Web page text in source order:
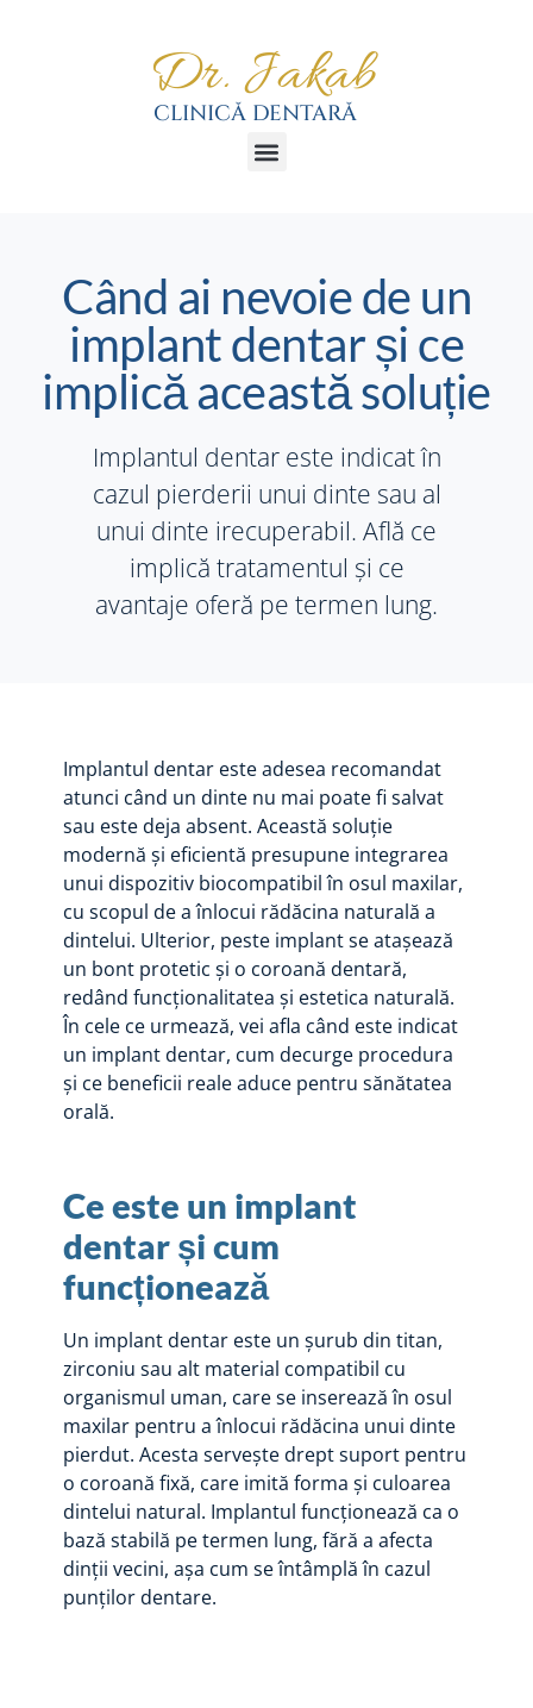
Când ai nevoie de un
implant dentar și ce
implică această soluție
Implantul dentar este indicat în
cazul pierderii unui dinte sau al
unui dinte irecuperabil. Află ce
implică tratamentul și ce
avantaje oferă pe termen lung.
Implantul dentar este adesea recomandat
atunci când un dinte nu mai poate fi salvat
sau este deja absent. Această soluție
modernă și eficientă presupune integrarea
unui dispozitiv biocompatibil în osul maxilar,
cu scopul de a înlocui rădăcina naturală a
dintelui. Ulterior, peste implant se atașează
un bont protetic și o coroană dentară,
redând funcționalitatea și estetica naturală.
În cele ce urmează, vei afla când este indicat
un implant dentar, cum decurge procedura
și ce beneficii reale aduce pentru sănătatea
orală.
Ce este un implant
dentar și cum
funcționează
Un implant dentar este un șurub din titan,
zirconiu sau alt material compatibil cu
organismul uman, care se inserează în osul
maxilar pentru a înlocui rădăcina unui dinte
pierdut. Acesta servește drept suport pentru
o coroană fixă, care imită forma și culoarea
dintelui natural. Implantul funcționează ca o
bază stabilă pe termen lung, fără a afecta
dinții vecini, așa cum se întâmplă în cazul
punților dentare.